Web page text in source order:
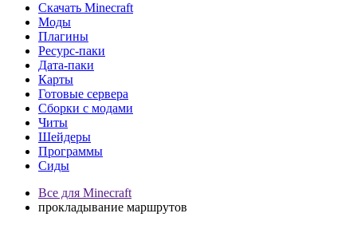
Скачать Minecraft
Моды
Плагины
Ресурс-паки
Дата-паки
Карты
Готовые сервера
Сборки с модами
Читы
Шейдеры
Программы
Сиды
Все для Minecraft
прокладывание маршрутов